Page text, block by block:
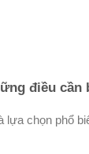
điều cần
lựa chọn phổ